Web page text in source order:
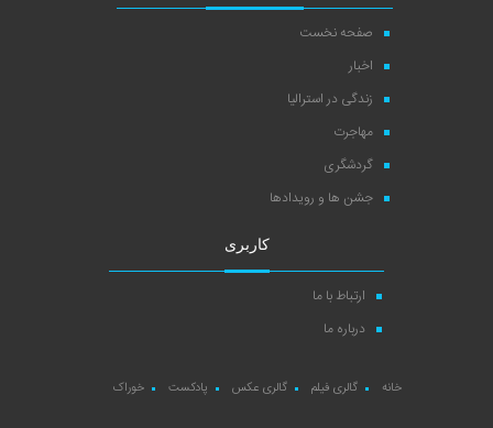
صفحه نخست
اخبار
زندگی در استرالیا
مهاجرت
گردشگری
جشن ها و رویدادها
کاربری
ارتباط با ما
درباره ما
خانه گالری فیلم گالری عکس پادکست خوراک